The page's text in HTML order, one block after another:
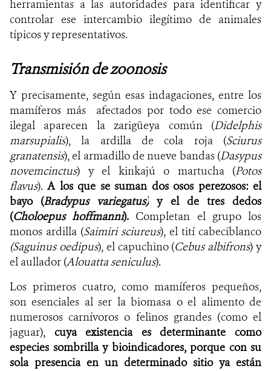
herramientas a las autoridades para identificar y
controlar ese intercambio ilegítimo de animales
típicos y representativos.
Transmisión de zoonosis
Y precisamente, según esas indagaciones, entre los
mamíferos más afectados por todo ese comercio
ilegal aparecen la zarigüeya común (Didelphis
marsupialis), la ardilla de cola roja (Sciurus
granatensis), el armadillo de nueve bandas (Dasypus
novemcinctus) y el kinkajú o martucha (Potos
flavus).A los que se suman dos osos perezosos: el
bayo (Bradypus variegatus) y el de tres dedos
(Choloepus hoffmanni). Completan el grupo los
monos ardilla (Saimiri sciureus), el tití cabeciblanco
(Saguinus oedipus), el capuchino (Cebus albifrons) y
el aullador (Alouatta seniculus).
Los primeros cuatro, como mamíferos pequeños,
son esenciales al ser la biomasa o el alimento de
numerosos carnívoros o felinos grandes (como el
jaguar), cuya existencia es determinante como
especies sombrilla y bioindicadores, porque con su
sola presencia en un determinado sitio ya están